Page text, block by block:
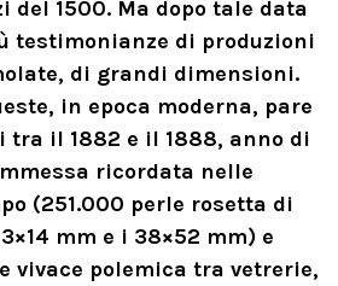
del 1500. Ma dopo tale data
testimonianze di produzioni
di grandi dimensioni.
in epoca moderna, pare
tra il 1882 e il 1888, anno di
ricordata nelle
(251.000 perle rosetta di
mm e i 38×52 mm) e
vivace polemica tra vetrerie,